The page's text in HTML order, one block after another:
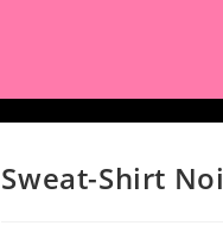
Sweat-Shirt